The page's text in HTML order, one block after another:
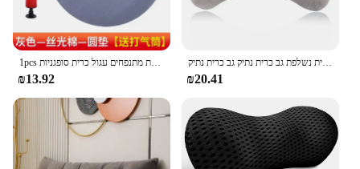
1pcs תמיכה הירך רפואי מושב כרית עם משאבת תמיכה חדשה משאבת טבעת מתנפחים עגול כרית סופגניות
₪13.92
זיכרון קצף כרית עם גלילה נשלף בהריון המותניים כרית גב גב כרית נשלפת גב כרית נתיק גב כרית נתיק
₪20.41